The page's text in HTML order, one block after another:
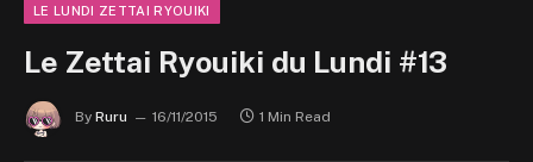
LE LUNDI ZETTAI RYOUIKI
Le Zettai Ryouiki du Lundi #13
By Ruru 16/11/2015 1 Min Read